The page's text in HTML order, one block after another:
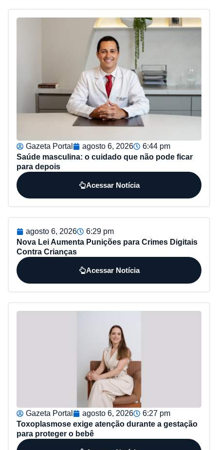
Gazeta Portal agosto 6, 2026
6:44 pm
Saúde masculina: o cuidado que não pode ficar
para depois
Acessar Notícia
agosto 6, 2026
6:29 pm
Nova Lei Aumenta Punições para Crimes Digitais
Contra Crianças
Acessar Notícia
Gazeta Portal agosto 6, 2026
6:27 pm
Toxoplasmose exige atenção durante a gestação
para proteger o bebê